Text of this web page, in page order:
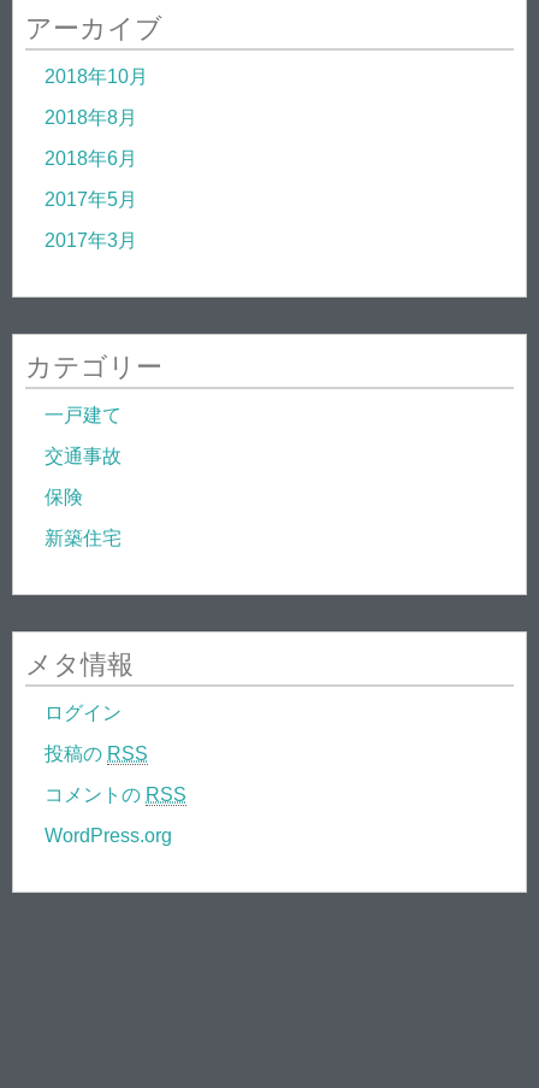
アーカイブ
2018年10月
2018年8月
2018年6月
2017年5月
2017年3月
カテゴリー
一戸建て
交通事故
保険
新築住宅
メタ情報
ログイン
投稿の RSS
コメントの RSS
WordPress.org